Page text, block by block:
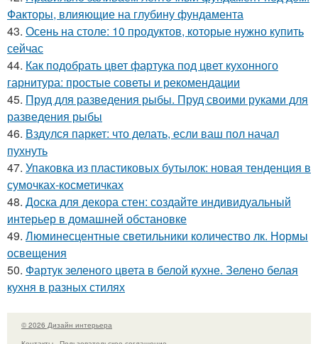
Факторы, влияющие на глубину фундамента
43. Осень на столе: 10 продуктов, которые нужно купить
сейчас
44. Как подобрать цвет фартука под цвет кухонного
гарнитура: простые советы и рекомендации
45. Пруд для разведения рыбы. Пруд своими руками для
разведения рыбы
46. Вздулся паркет: что делать, если ваш пол начал
пухнуть
47. Упаковка из пластиковых бутылок: новая тенденция в
сумочках-косметичках
48. Доска для декора стен: создайте индивидуальный
интерьер в домашней обстановке
49. Люминесцентные светильники количество лк. Нормы
освещения
50. Фартук зеленого цвета в белой кухне. Зелено белая
кухня в разных стилях
© 2026 Дизайн интерьера